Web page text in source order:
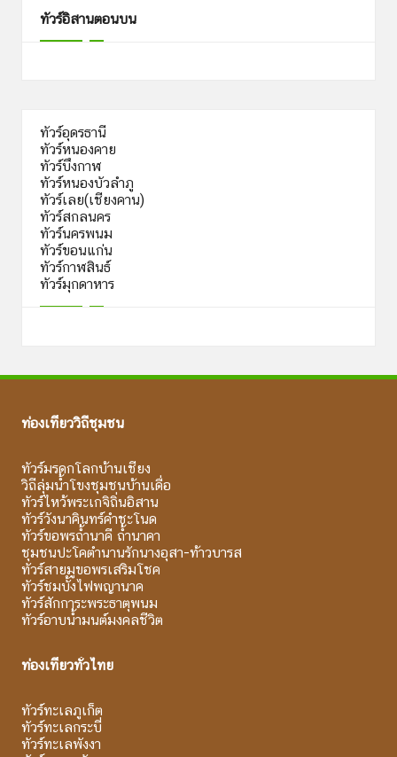
ทัวร์อิสานตอนบน
ทัวร์อุดรธานี
ทัวร์หนองคาย
ทัวร์บึงกาฬ
ทัวร์หนองบัวลำภู
ทัวร์เลย(เชียงคาน)
ทัวร์สกลนคร
ทัวร์นครพนม
ทัวร์ขอนแก่น
ทัวร์กาฬสินธ์
ทัวร์มุกดาหาร
ท่องเที่ยววิถีชุมชน
ทัวร์มรดกโลกบ้านเชียง
วิถีลุ่มน้ำโขงชุมชนบ้านเดื่อ
ทัวร์ไหว้พระเกจิถิ่นอิสาน
ทัวร์วังนาคินทร์คำชะโนด
ทัวร์ขอพรถ้ำนาคี ถ้ำนาคา
ชุมชนปะโคตำนานรักนางอุสา-ท้าวบารส
ทัวร์สายมูขอพรเสริมโชค
ทัวร์ชมบั้งไฟพญานาค
ทัวร์สักการะพระธาตุพนม
ทัวร์อาบน้ำมนต์มงคลชีวิต
ท่องเที่ยวทั่วไทย
ทัวร์ทะเลภูเก็ต
ทัวร์ทะเลกระบี่
ทัวร์ทะเลพังงา